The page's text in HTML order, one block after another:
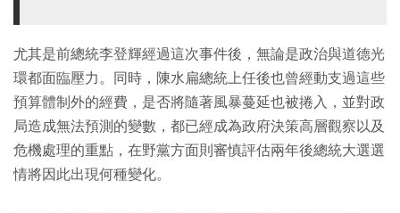
尤其是前總統李登輝經過這次事件後，無論是政治與道德光
環都面臨壓力。同時，陳水扁總統上任後也曾經動支過這些
預算體制外的經費，是否將隨著風暴蔓延也被捲入，並對政
局造成無法預測的變數，都已經成為政府決策高層觀察以及
危機處理的重點，在野黨方面則審慎評估兩年後總統大選選
情將因此出現何種變化。